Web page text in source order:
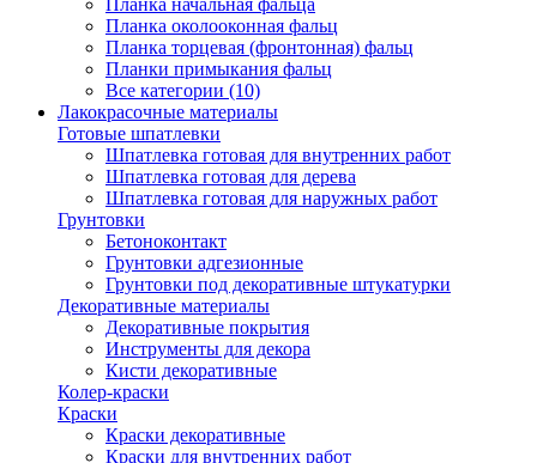
Планка начальная фальца
Планка околооконная фальц
Планка торцевая (фронтонная) фальц
Планки примыкания фальц
Все категории (10)
Лакокрасочные материалы
Готовые шпатлевки
Шпатлевка готовая для внутренних работ
Шпатлевка готовая для дерева
Шпатлевка готовая для наружных работ
Грунтовки
Бетоноконтакт
Грунтовки адгезионные
Грунтовки под декоративные штукатурки
Декоративные материалы
Декоративные покрытия
Инструменты для декора
Кисти декоративные
Колер-краски
Краски
Краски декоративные
Краски для внутренних работ